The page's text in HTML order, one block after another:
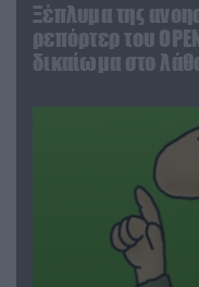
Ξέπλυμα της
ρεπόρτερ του
δικαίωμα στο